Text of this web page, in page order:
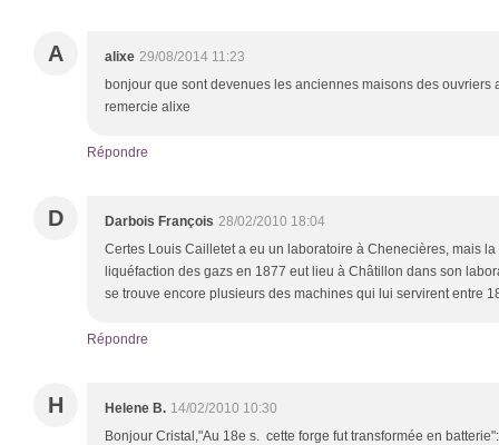
A alixe 29/08/2014 11:23
bonjour que sont devenues les anciennes maisons des ouvriers
remercie alixe
Répondre
D Darbois François 28/02/2010 18:04
Certes Louis Cailletet a eu un laboratoire à Chenecières, mais
liquéfaction des gazs en 1877 eut lieu à Châtillon dans son
se trouve encore plusieurs des machines qui lui servirent entre
Répondre
H Helene B. 14/02/2010 10:30
Bonjour Cristal,"Au 18e s. cette forge fut transformée en